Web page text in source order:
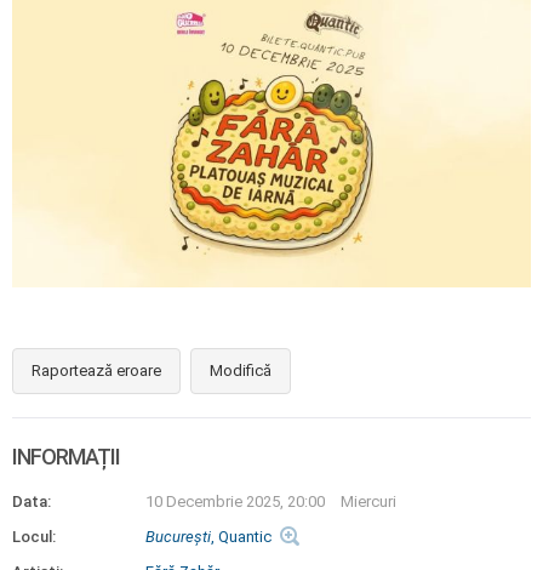
Raportează eroare Modifică
INFORMAȚII
Data: 10 Decembrie 2025, 20:00
Miercuri
Locul:
Bucureşti, Quantic